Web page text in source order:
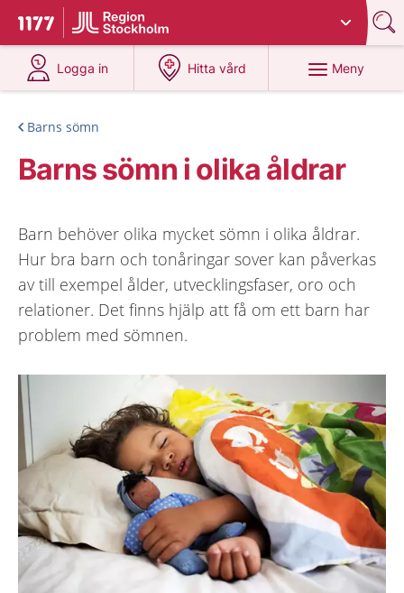
Till startsidan för 1177
Du har valt region
Logga in
på 1177.se
Hitta vård
på 1177.se
Meny
Barns sömn
Barns sömn i olika åldrar
Barn behöver olika mycket sömn i olika åldrar.
Hur bra barn och tonåringar sover kan påverkas
av till exempel ålder, utvecklingsfaser, oro och
relationer. Det finns hjälp att få om ett barn har
problem med sömnen.